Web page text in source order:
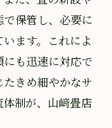
保管し、必要に
ます。これによ
も迅速に対応で
きめ細やかなサ
制が、山﨑畳店